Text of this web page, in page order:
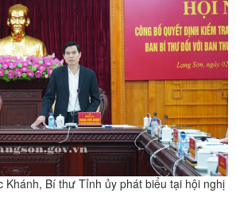
Khánh, Bí thư Tỉnh ủy phát biểu tại hội nghị